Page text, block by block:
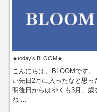
★today’s BLOOM★
こんにちは、BLOOMです。
い先日2月に入ったなと思っ
明後日からはやくも3月、歳
ね ...